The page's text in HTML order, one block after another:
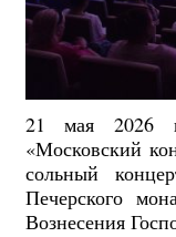
21 мая 2026
«Московский
сольный
Печерского
Вознесения